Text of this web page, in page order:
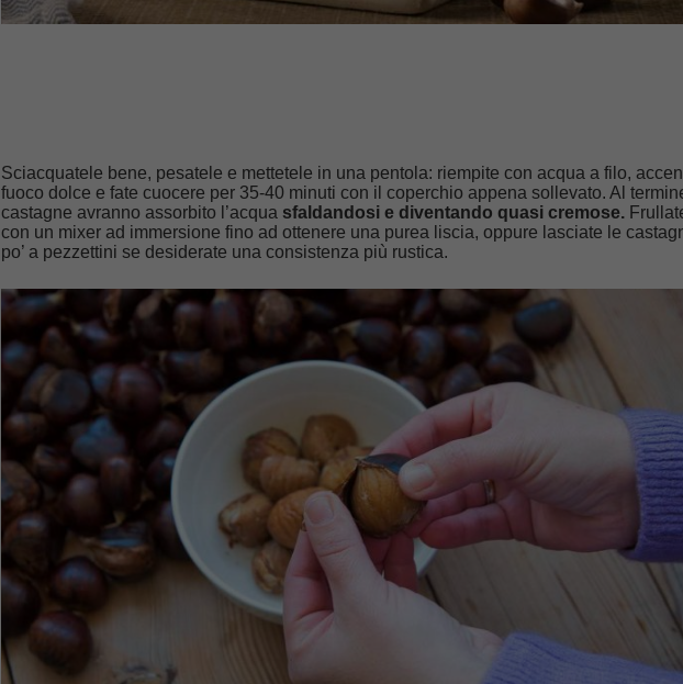
Sciacquatele bene, pesatele e mettetele in una pentola: riempite con acqua a filo,
fuoco dolce e fate cuocere per 35-40 minuti con il coperchio appena sollevato. Al
castagne avranno assorbito l’acqua sfaldandosi e diventando quasi cremose.
con un mixer ad immersione fino ad ottenere una purea liscia, oppure lasciate le
po’ a pezzettini se desiderate una consistenza più rustica.